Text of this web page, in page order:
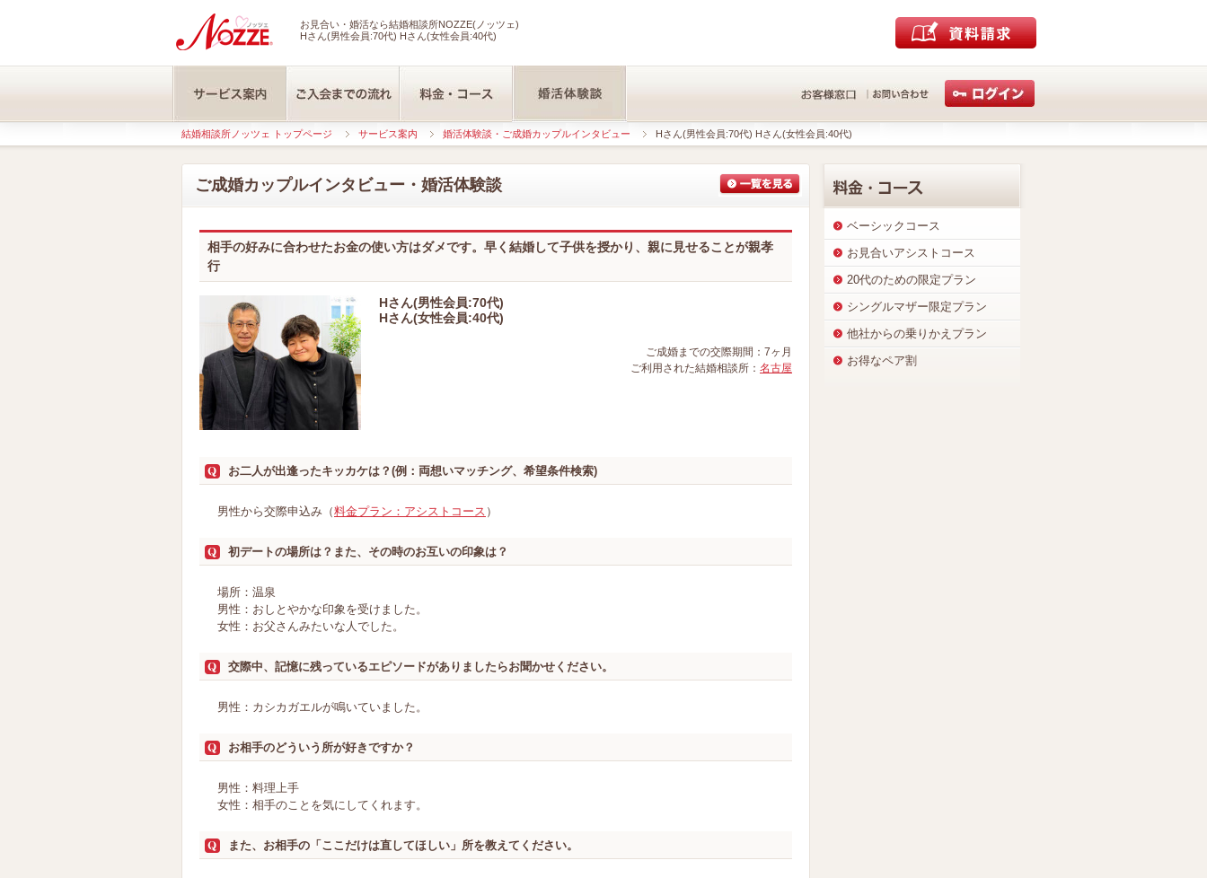
お見合い・婚活なら結婚相談所NOZZE(ノッツェ)
Hさん(男性会員:70代) Hさん(女性会員:40代)
結婚相談所ノッツェ トップページ サービス案内 婚活体験談・ご成婚カップルインタビュー Hさん(男性会員:70代) Hさん(女性会員:40代)
ご成婚カップルインタビュー・婚活体験談
相手の好みに合わせたお金の使い方はダメです。早く結婚して子供を授かり、親に見せることが親孝
行
Hさん(男性会員:70代)
Hさん(女性会員:40代)
ご成婚までの交際期間：7ヶ月
ご利用された結婚相談所： 名古屋
お二人が出逢ったキッカケは？(例：両想いマッチング、希望条件検索)
男性から交際申込み（料金プラン：アシストコース ）
初デートの場所は？また、その時のお互いの印象は？
場所：温泉
男性：おしとやかな印象を受けました。
女性：お父さんみたいな人でした。
交際中、記憶に残っているエピソードがありましたらお聞かせください。
男性：カシカガエルが鳴いていました。
お相手のどういう所が好きですか？
男性：料理上手
女性：相手のことを気にしてくれます。
また、お相手の「ここだけは直してほしい」所を教えてください。
ベーシックコース
お見合いアシストコース
20代のための限定プラン
シングルマザー限定プラン
他社からの乗りかえプラン
お得なペア割